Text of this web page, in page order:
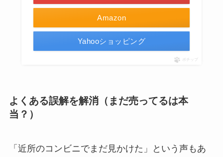
Amazon
Yahooショッピング
ポチップ
よくある誤解を解消（まだ売ってるは本
当？）
「近所のコンビニでまだ見かけた」という声もあ